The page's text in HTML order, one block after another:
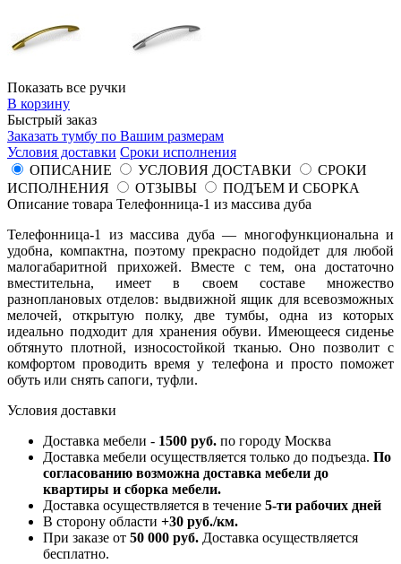
Показать все ручки
В корзину
Быстрый заказ
Заказать тумбу по Вашим размерам
Условия доставки Сроки исполнения
ОПИСАНИЕ
УСЛОВИЯ ДОСТАВКИ
СРОКИ
ИСПОЛНЕНИЯ
ОТЗЫВЫ
ПОДЪЕМ И СБОРКА
Описание товара Телефонница-1 из массива дуба
Телефонница-1 из массива дуба — многофункциональна и
удобна, компактна, поэтому прекрасно подойдет для любой
малогабаритной прихожей. Вместе с тем, она достаточно
вместительна, имеет в своем составе множество
разноплановых отделов: выдвижной ящик для всевозможных
мелочей, открытую полку, две тумбы, одна из которых
идеально подходит для хранения обуви. Имеющееся сиденье
обтянуто плотной, износостойкой тканью. Оно позволит с
комфортом проводить время у телефона и просто поможет
обуть или снять сапоги, туфли.
Условия доставки
Доставка мебели - 1500 руб. по городу Москва
Доставка мебели осуществляется только до подъезда. По
согласованию возможна доставка мебели до
квартиры и сборка мебели.
Доставка осуществляется в течение 5-ти рабочих дней
В сторону области +30 руб./км.
При заказе от 50 000 руб. Доставка осуществляется
бесплатно.